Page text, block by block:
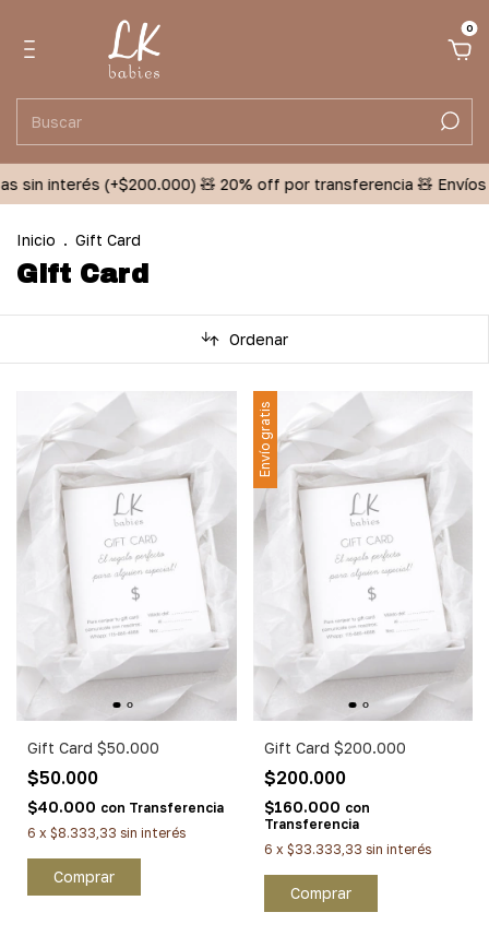
0
sin interés (+$200.000) 🧸 20% off por transferencia 🧸 Envíos
Inicio . Gift Card
Gift Card
Ordenar
Gift Card $50.000
$50.000
$40.000 con Transferencia
6 x $8.333,33 sin interés
Envío gratis
Gift Card $200.000
$200.000
$160.000 con
Transferencia
6 x $33.333,33 sin interés